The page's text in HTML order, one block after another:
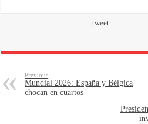
tweet
Previous
Mundial 2026: España y Bélgica
chocan en cuartos